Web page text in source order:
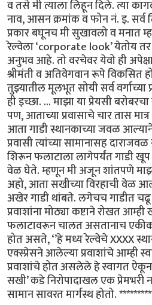
व तसे मी त्याला लिहून दिले. त्या
नाव, आसन क्रमांक व फोन नं. इ. सर्व
प्रकार बघूनच मी सुखावलो व मनात
रेल्वेला ‘corporate look’ येतोय तर
अनुभव आहे. तो वरचेवर येवो ही
श्रीमंती व अतिवेगवान रूपे विकसित
तुझ्यातील मूलभूत सोयी सर्व वर्गाच्या
ही इच्छा. ... माझा या प्रेयसी
पण, आताच्या प्रवासाचे चार तास
आता गाडी स्थानकाच्या जवळ
प्रवासी त्यांच्या सामानासह
शिरून फलाटाला लागेपर्यंत गाडी
वेळ घेते. म्हणून मी अजून शांतपणे
अहो, आता सखीच्या विरहाची वेळ
अखेर गाडी थांबते. लगेचच गाडीत चढू
प्रवाशांना मोठ्या कष्टाने रोखत
फलाटावरून चालत असतानाच
होत असते, ‘’हे मध्य रेल्वेचे XXXX
एक्स्प्रेसने आलेल्या प्रवाशांचे आम्ही
प्रवाशांचे होत असलेले हे स्वागत ऐकून
सखी’ कडे निरोपादाखल एक
सामान सावरत मार्गस्थ होतो.